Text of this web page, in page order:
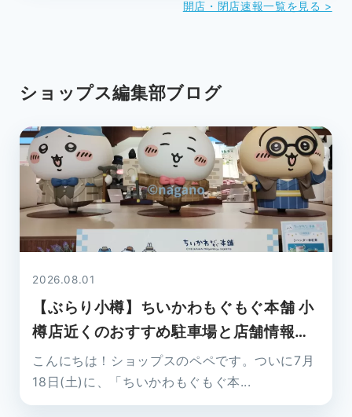
開店・閉店速報一覧を見る >
ショップス編集部ブログ
2026.08.01
【ぶらり小樽】ちいかわもぐもぐ本舗 小
樽店近くのおすすめ駐車場と店舗情報を
紹介！（ショップス）
こんにちは！ショップスのペペです。ついに7月
18日(土)に、「ちいかわもぐもぐ本...